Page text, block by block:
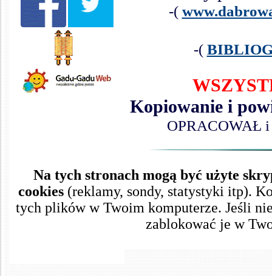
-(
-(
Kopiowanie i
OPRACOWAŁ i
Na tych stronach mogą być użyte
cookies (reklamy, sondy, statystyki itp).
tych plików w Twoim komputerze. Jeśli
zablokować je w